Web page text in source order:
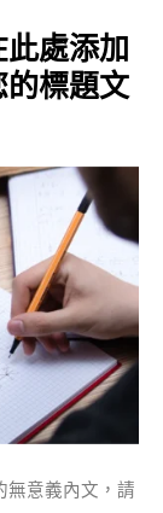
處添加
標題文
無意義內文，請